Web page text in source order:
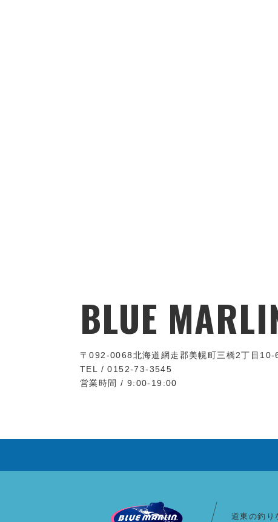
BLUE
〒092-0068北海道網走郡美幌町三橋2丁目10-
TEL / 0152-73-3545
営業時間 / 9:00-19:00
道東の釣り